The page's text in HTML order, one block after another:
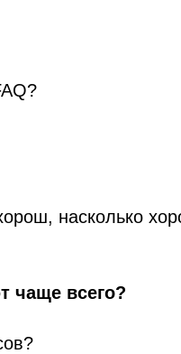
насколько
чаще всего?